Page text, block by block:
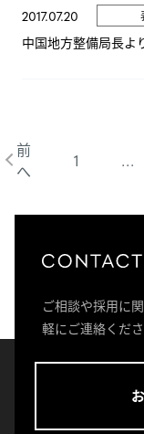
2017.07.20
中国地方整備局長よ
1 …
ご相談や採用に
軽にご連絡くださ